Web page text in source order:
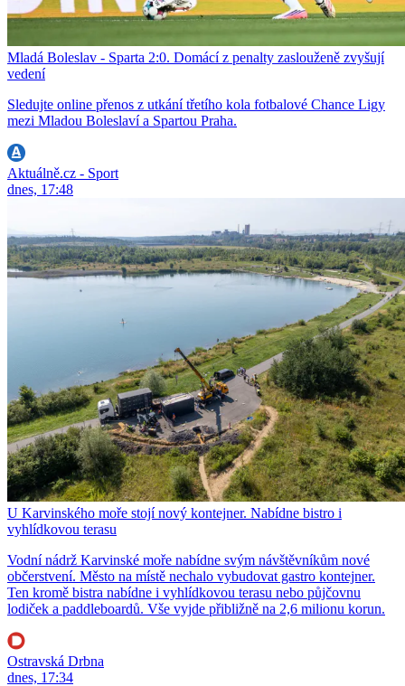
Mladá Boleslav - Sparta 2:0. Domácí z penalty zaslouženě zvyšují
vedení
Sledujte online přenos z utkání třetího kola fotbalové Chance Ligy
mezi Mladou Boleslaví a Spartou Praha.
Aktuálně.cz - Sport
dnes, 17:48
U Karvinského moře stojí nový kontejner. Nabídne bistro i
vyhlídkovou terasu
Vodní nádrž Karvinské moře nabídne svým návštěvníkům nové
občerstvení. Město na místě nechalo vybudovat gastro kontejner.
Ten kromě bistra nabídne i vyhlídkovou terasu nebo půjčovnu
lodiček a paddleboardů. Vše vyjde přibližně na 2,6 milionu korun.
Ostravská Drbna
dnes, 17:34